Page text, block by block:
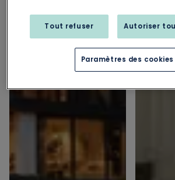
Tout refuser Autoriser
Paramètres des cookies